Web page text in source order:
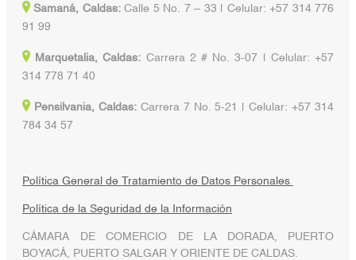
Samaná, Caldas:Calle 5 No. 7 – 33 | Celular: +57 314 776
91 99
Marquetalia, Caldas: Carrera 2 # No. 3-07 | Celular: +57
314 778 71 40
Pensilvania, Caldas:Carrera 7 No. 5-21 | Celular: +57 314
784 34 57
Política General de Tratamiento de Datos Personales
Política de la Seguridad de la Información
CÁMARA DE COMERCIO DE LA DORADA, PUERTO
BOYACÁ, PUERTO SALGAR Y ORIENTE DE CALDAS.